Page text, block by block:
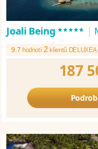
Joali Being***** |
9.7 hodnotí 2 klientů DELUXEA
187